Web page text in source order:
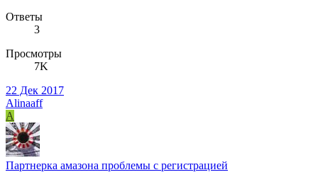
Ответы
3
Просмотры
7K
22 Дек 2017
Alinaaff
A
Партнерка амазона проблемы с регистрацией